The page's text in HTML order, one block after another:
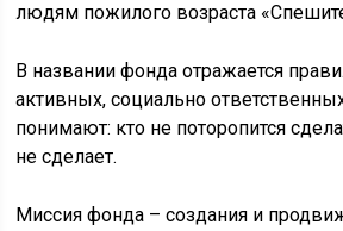
людям пожилого возраста
В названии фонда отражается
активных, социально
понимают: кто не поторопится
не сделает.
Миссия фонда – создания и